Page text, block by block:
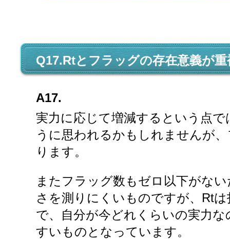
Q17.Rtとフラッグの存在意義が
A17.
実力に応じて増減するという点
うに思われるかもしれませんが
ります。
またフラッグ数もゼロ以下がな
さを測りにくいものですが、Rt
で、自分が今どれくらいの実力
すいものとなっています。